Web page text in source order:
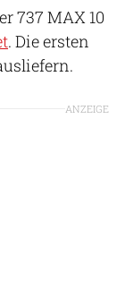
737 MAX 10
. Die ersten
ANZEIGE